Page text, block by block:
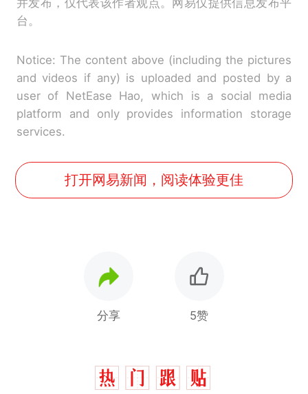
台。
Notice: The content above (including the pictures
and videos if any) is uploaded and posted by a
user of NetEase Hao, which is a social media
platform and only provides information storage
services.
打开网易新闻，阅读体验更佳
分享 5赞